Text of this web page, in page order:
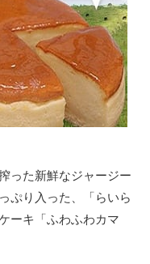
った新鮮なジャージー
ぷり入った、「らいら
ーキ「ふわふわカマ